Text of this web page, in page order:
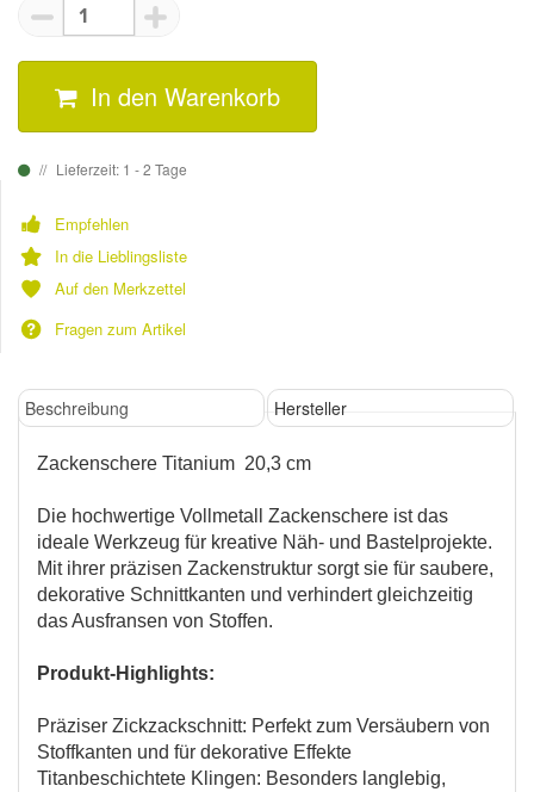
In den Warenkorb
Lieferzeit: 1 - 2 Tage
Empfehlen
In die Lieblingsliste
Auf den Merkzettel
Fragen zum Artikel
Beschreibung Hersteller
Zackenschere Titanium 20,3 cm
Die hochwertige Vollmetall Zackenschere ist das
ideale Werkzeug für kreative Näh- und Bastelprojekte.
Mit ihrer präzisen Zackenstruktur sorgt sie für saubere,
dekorative Schnittkanten und verhindert gleichzeitig
das Ausfransen von Stoffen.
Produkt-Highlights:
Präziser Zickzackschnitt: Perfekt zum Versäubern von
Stoffkanten und für dekorative Effekte
Titanbeschichtete Klingen: Besonders langlebig,